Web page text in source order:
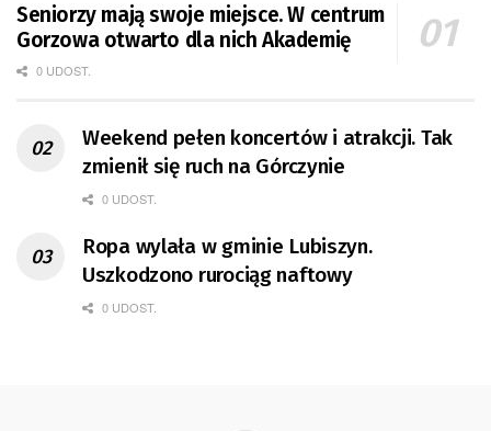
Seniorzy mają swoje miejsce. W centrum
Gorzowa otwarto dla nich Akademię
0 UDOST.
Weekend pełen koncertów i atrakcji. Tak
zmienił się ruch na Górczynie
0 UDOST.
Ropa wylała w gminie Lubiszyn.
Uszkodzono rurociąg naftowy
0 UDOST.